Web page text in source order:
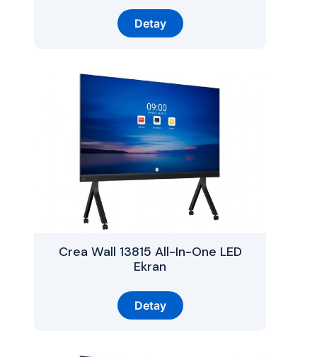
Detay
Crea Wall 13815 All-In-One LED
Ekran
Detay